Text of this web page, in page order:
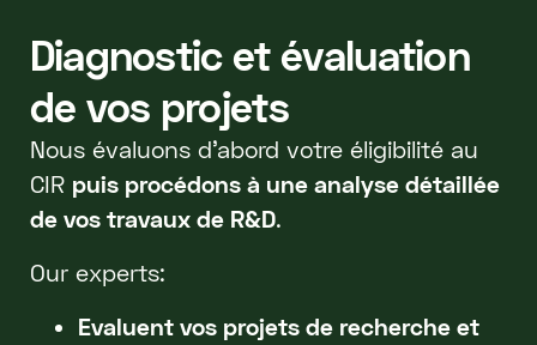
Diagnostic et évaluation
de vos projets
Nous évaluons d’abord votre éligibilité au
CIR puis procédons à une analyse détaillée
de vos travaux de R&D.
Our experts:
Evaluent vos projets de recherche et